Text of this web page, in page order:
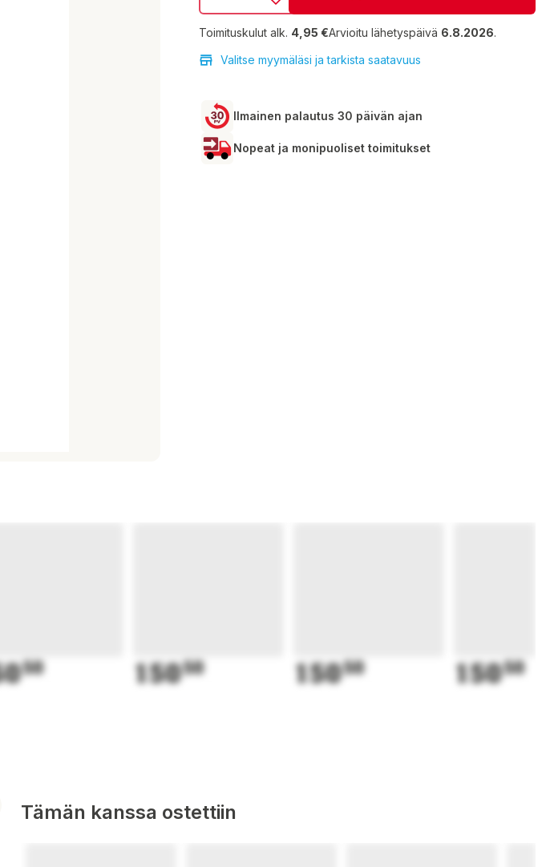
Toimituskulut alk. 4,95 €Arvioitu lähetyspäivä 6.8.2026.
Valitse myymäläsi ja tarkista saatavuus
Ilmainen palautus 30 päivän ajan
Nopeat ja monipuoliset toimitukset
50 15050 15050 15050
Tämän kanssa ostettiin